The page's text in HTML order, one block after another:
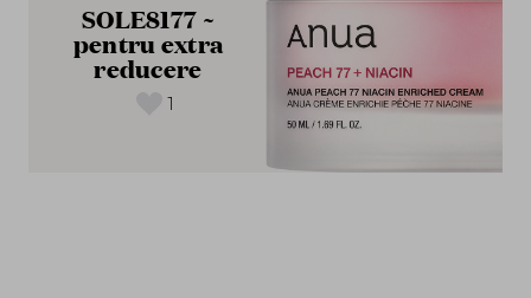
SOLE8177 ~
pentru extra
reducere
1